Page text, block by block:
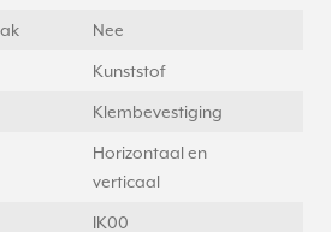
Nee
Kunststof
Klembevestiging
Horizontaal en
verticaal
IK00